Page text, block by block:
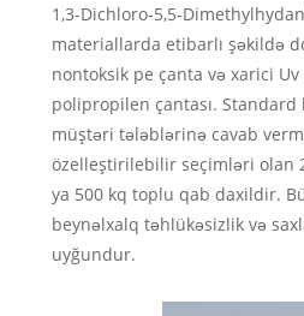
1,3-Dichloro-5,5-
materiallarda etibarlı şəkildə
nontoksik pe çanta və xarici
polipropilen çantası. Standard
müştəri tələblərinə cavab
özelleştirilebilir seçimləri olan
ya 500 kq toplu qab daxildir.
beynəlxalq təhlükəsizlik və
uyğundur.